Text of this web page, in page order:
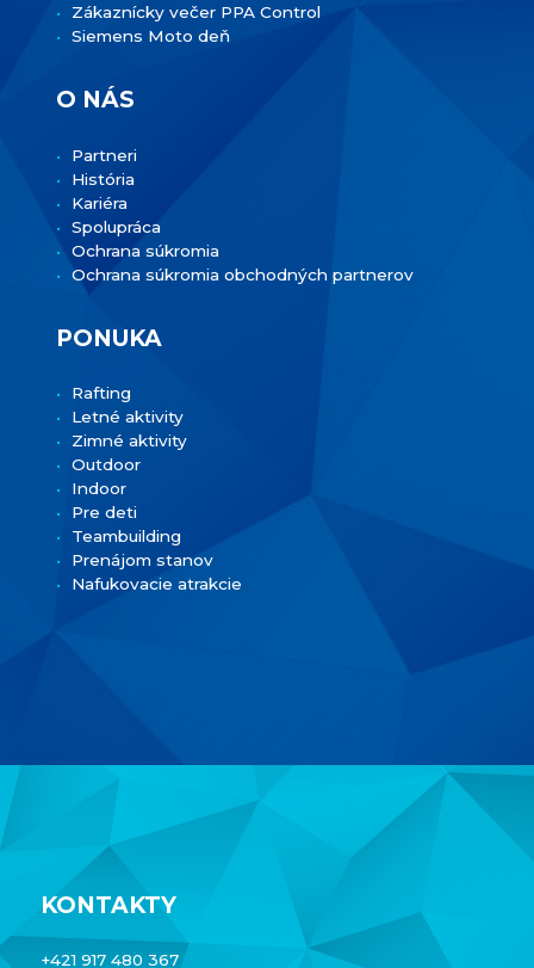
KONTAKTY
+421 917 480 367
Zákaznícky večer PPA Control
Siemens Moto deň
O NÁS
Partneri
História
Kariéra
Spolupráca
Ochrana súkromia
Ochrana súkromia obchodných partnerov
PONUKA
Rafting
Letné aktivity
Zimné aktivity
Outdoor
Indoor
Pre deti
Teambuilding
Prenájom stanov
Nafukovacie atrakcie